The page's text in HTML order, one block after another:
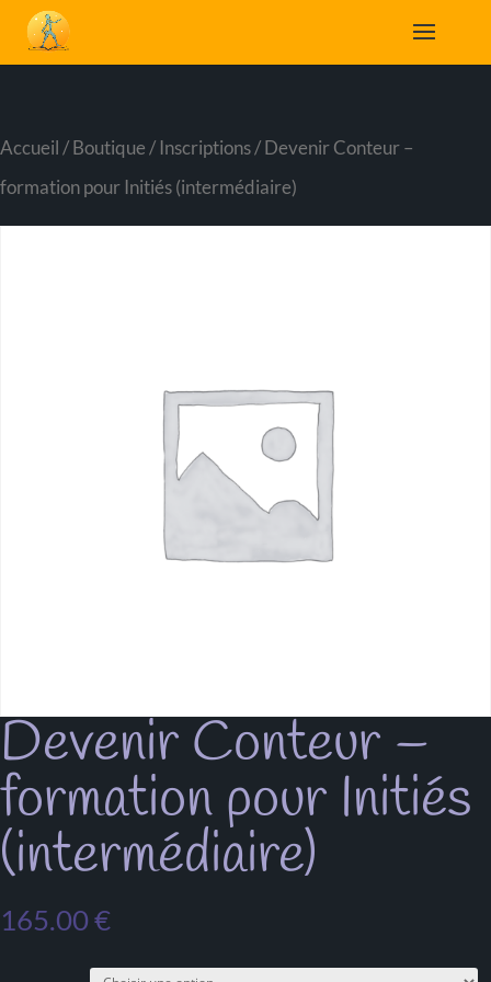
Accueil / Boutique / Inscriptions/ Devenir Conteur –
formation pour Initiés (intermédiaire)
Devenir Conteur –
formation pour Initiés
(intermédiaire)
165.00€